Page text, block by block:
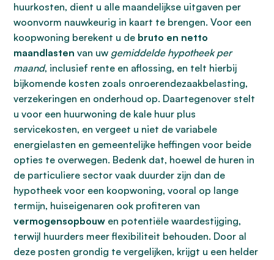
huurkosten, dient u alle maandelijkse uitgaven per
woonvorm nauwkeurig in kaart te brengen. Voor een
koopwoning berekent u de bruto en netto
maandlasten van uw gemiddelde hypotheek per
maand, inclusief rente en aflossing, en telt hierbij
bijkomende kosten zoals onroerendezaakbelasting,
verzekeringen en onderhoud op. Daartegenover stelt
u voor een huurwoning de kale huur plus
servicekosten, en vergeet u niet de variabele
energielasten en gemeentelijke heffingen voor beide
opties te overwegen. Bedenk dat, hoewel de huren in
de particuliere sector vaak duurder zijn dan de
hypotheek voor een koopwoning, vooral op lange
termijn, huiseigenaren ook profiteren van
vermogensopbouw en potentiële waardestijging,
terwijl huurders meer flexibiliteit behouden. Door al
deze posten grondig te vergelijken, krijgt u een helder